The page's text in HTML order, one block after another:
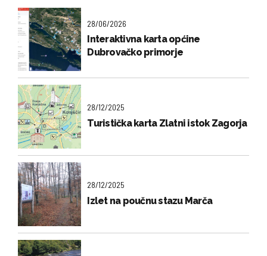
28/06/2026
Interaktivna karta općine
Dubrovačko primorje
28/12/2025
Turistička karta Zlatni istok Zagorja
28/12/2025
Izlet na poučnu stazu Marča